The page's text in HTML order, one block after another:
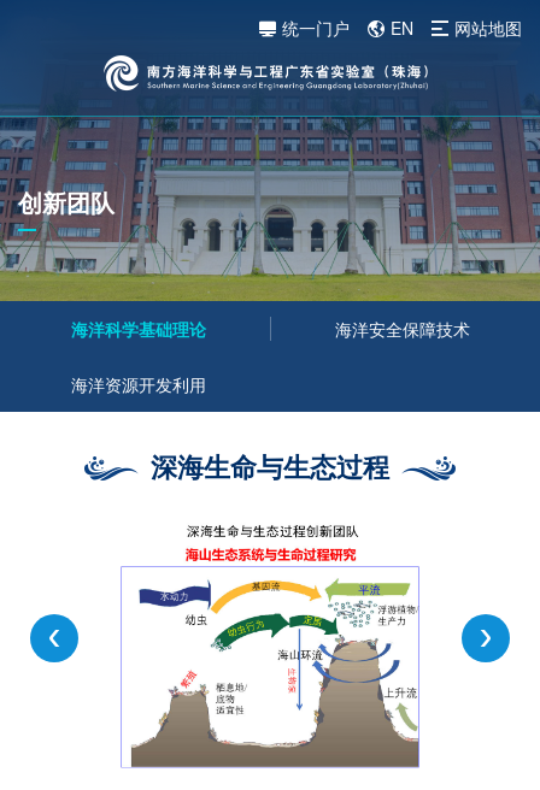
统一门户 EN 网站地图
创新团队
海洋科学基础理论 海洋安全保障技术
海洋资源开发利用
深海生命与生态过程